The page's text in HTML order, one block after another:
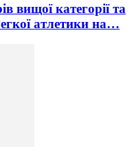
вищої категорії та
атлетики на…